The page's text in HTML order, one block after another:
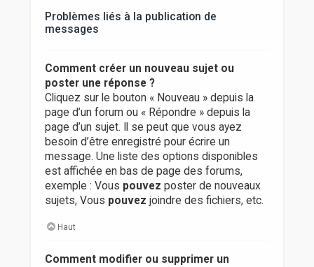
Problèmes liés à la publication de
messages
Comment créer un nouveau sujet ou
poster une réponse ?
Cliquez sur le bouton « Nouveau » depuis la
page d’un forum ou « Répondre » depuis la
page d’un sujet. Il se peut que vous ayez
besoin d’être enregistré pour écrire un
message. Une liste des options disponibles
est affichée en bas de page des forums,
exemple : Vous pouvez poster de nouveaux
sujets, Vous pouvez joindre des fichiers, etc.
Haut
Comment modifier ou supprimer un